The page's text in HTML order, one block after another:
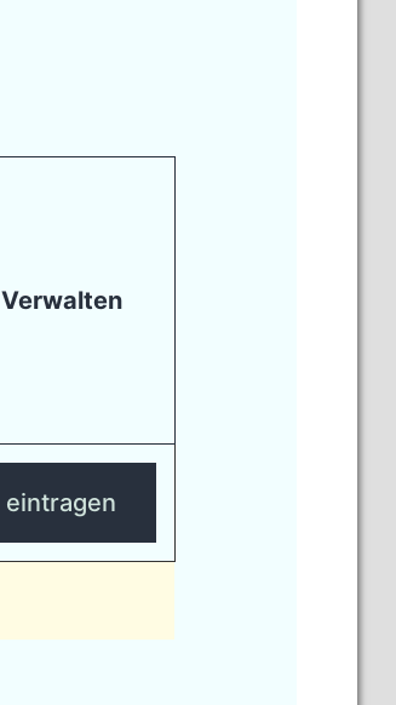
Verwalten
eintragen